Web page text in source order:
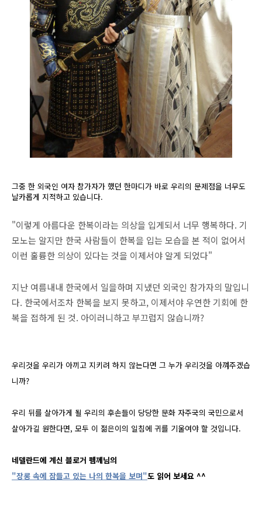
그중 한 외국인 여자 참가자가 했던 한마디가 바로 우리의 문제점을 너무도
날카롭게 지적하고 있습니다.
"이렇게 아름다운 한복이라는 의상을 입게되서 너무 행복하다. 기
모노는 알지만 한국 사람들이 한복을 입는 모습을 본 적이 없어서
이런 훌륭한 의상이 있다는 것을 이제서야 알게 되었다"
지난 여름내내 한국에서 일을하며 지냈던 외국인 참가자의 말입니
다. 한국에서조차 한복을 보지 못하고, 이제서야 우연한 기회에 한
복을 접하게 된 것. 아이러니하고 부끄럽지 않습니까?
우리것을 우리가 아끼고 지키려 하지 않는다면 그 누가 우리것을 아껴주겠습
니까?
우리 뒤를 살아가게 될 우리의 후손들이 당당한 문화 자주국의 국민으로서
살아가길 원한다면, 모두 이 젊은이의 일침에 귀를 기울여야 할 것입니다.
네델란드에 계신 블로거 펨께님의
"장롱 속에 잠들고 있는 나의 한복을 보며"도 읽어 보세요 ^^